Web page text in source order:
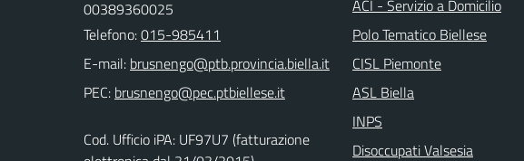
00389360025
Telefono:015-985411
E-mail:
PEC:
Cod. Ufficio iPA: UF97U7 (fatturazione
ACI - Servizio a Domicilio
Polo Tematico Biellese
CISL Piemonte
ASL Biella
INPS
Disoccupati Valsesia